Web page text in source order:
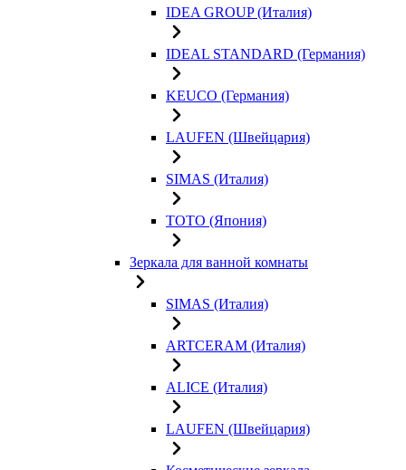
IDEA GROUP (Италия)
IDEAL STANDARD (Германия)
KEUCO (Германия)
LAUFEN (Швейцария)
SIMAS (Италия)
TOTO (Япония)
Зеркала для ванной комнаты
SIMAS (Италия)
ARTCERAM (Италия)
ALICE (Италия)
LAUFEN (Швейцария)